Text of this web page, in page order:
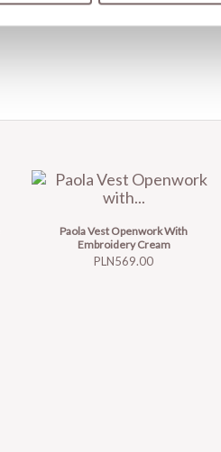
Paola Vest Openwork With
Embroidery Cream
Price
PLN569.00